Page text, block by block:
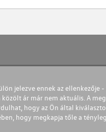
jelezve ennek az
ár már nem aktuális. A
hogy az Ön által
hogy megkapja tőle a